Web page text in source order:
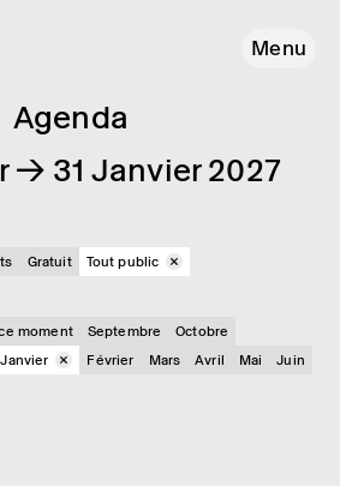
Menu
Agenda
→ 31 Janvier 2027
Gratuit
Tout public
moment Septembre
Octobre
Janvier Février Mars Avril Mai
Juin